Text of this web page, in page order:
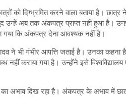
को दिग्भ्रमित करने वाला बताया है।
उन्हें अब तक अंकपत्र प्राप्त नहीं हुआ है।
गया कि अंकपत्र देना आवश्यक नहीं है।
ने भी गंभीर आपत्ति जताई है। उनका कहना
कराया गया है। उन्होंने इसे विश्वविद्यालय
का अभाव दिख रहा है। अंकपत्र के अभाव में